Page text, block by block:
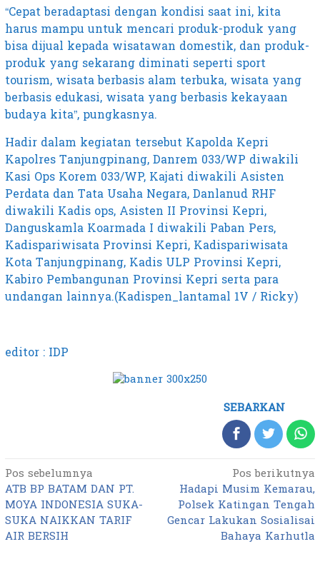
“Cepat beradaptasi dengan kondisi saat ini, kita
harus mampu untuk mencari produk-produk yang
bisa dijual kepada wisatawan domestik, dan produk-
produk yang sekarang diminati seperti sport
tourism, wisata berbasis alam terbuka, wisata yang
berbasis edukasi, wisata yang berbasis kekayaan
budaya kita”, pungkasnya.
Hadir dalam kegiatan tersebut Kapolda Kepri
Kapolres Tanjungpinang, Danrem 033/WP diwakili
Kasi Ops Korem 033/WP, Kajati diwakili Asisten
Perdata dan Tata Usaha Negara, Danlanud RHF
diwakili Kadis ops, Asisten II Provinsi Kepri,
Danguskamla Koarmada I diwakili Paban Pers,
Kadispariwisata Provinsi Kepri, Kadispariwisata
Kota Tanjungpinang, Kadis ULP Provinsi Kepri,
Kabiro Pembangunan Provinsi Kepri serta para
undangan lainnya.(Kadispen_lantamal 1V / Ricky)
editor : IDP
SEBARKAN
Navigasi
pos
Pos sebelumnya
ATB BP BATAM DAN PT.
MOYA INDONESIA SUKA-
SUKA NAIKKAN TARIF
AIR BERSIH
Pos berikutnya
Hadapi Musim Kemarau,
Polsek Katingan Tengah
Gencar Lakukan Sosialisai
Bahaya Karhutla